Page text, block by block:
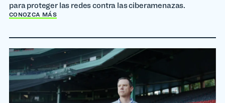
para proteger las redes contra las ciberamenazas.
CONOZCA MÁS